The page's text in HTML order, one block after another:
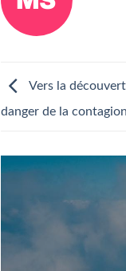
Vers la
danger de la